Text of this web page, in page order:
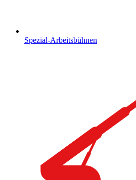
Spezial-Arbeitsbühnen